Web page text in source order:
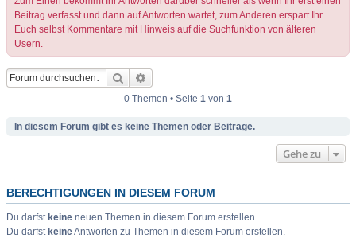
Beitrag verfasst und dann auf Antworten wartet, zum Anderen erspart Ihr
Euch selbst Kommentare mit Hinweis auf die Suchfunktion von älteren
Usern.
Suche
0 Themen • Seite 1 von 1
In diesem Forum gibt es keine Themen oder Beiträge.
Gehe zu
BERECHTIGUNGEN IN DIESEM FORUM
Du darfst keine neuen Themen in diesem Forum erstellen.
Du darfst keineAntworten zu Themen in diesem Forum erstellen.